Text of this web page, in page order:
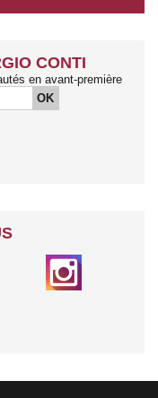
CONTI
en avant-première
OK